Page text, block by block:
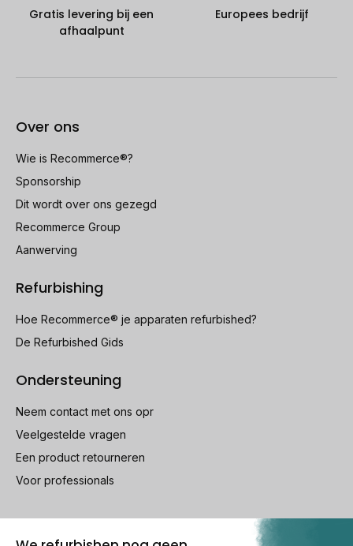
Gratis levering bij een
afhaalpunt
Europees bedrijf
Over ons
Wie is Recommerce®?
Sponsorship
Dit wordt over ons gezegd
Recommerce Group
Aanwerving
Refurbishing
Hoe Recommerce® je apparaten refurbished?
De Refurbished Gids
Ondersteuning
Neem contact met ons opr
Veelgestelde vragen
Een product retourneren
Voor professionals
100% beveiligde betaling